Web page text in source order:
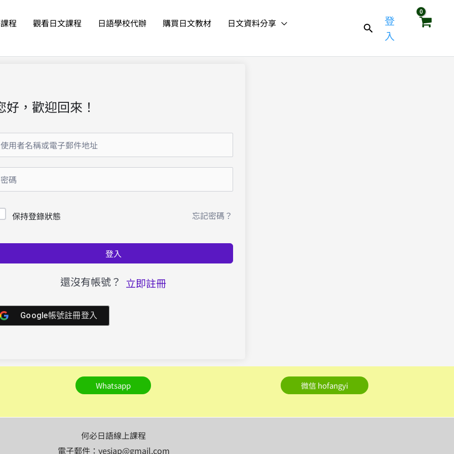
程 觀看日文課程 日語學校代辦 購買日文教材
日文資料分享
登
入
好，歡迎回來！
保持登錄狀態 忘記密碼？
登入
還沒有帳號？ 立即註冊
Google帳號註冊登入
Whatsapp 微信 hofangyi
何必日語線上課程
電子郵件：yesjap@gmail.com